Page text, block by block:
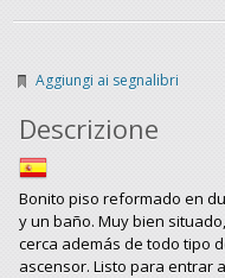
Aggiungi ai segnalibri
Descrizione
Bonito piso reformado en
y un baño. Muy bien
cerca además de todo tipo
ascensor. Listo para entrar